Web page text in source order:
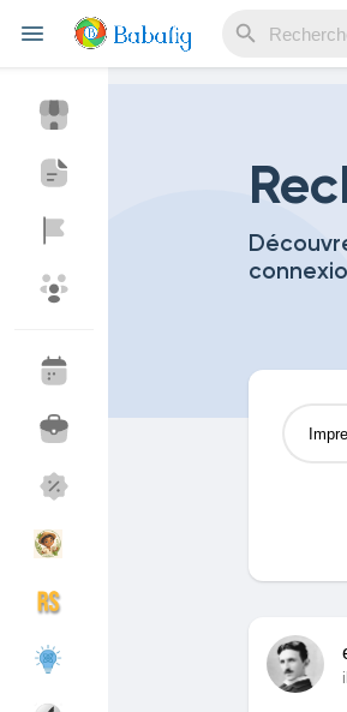
Découvrir Evènements